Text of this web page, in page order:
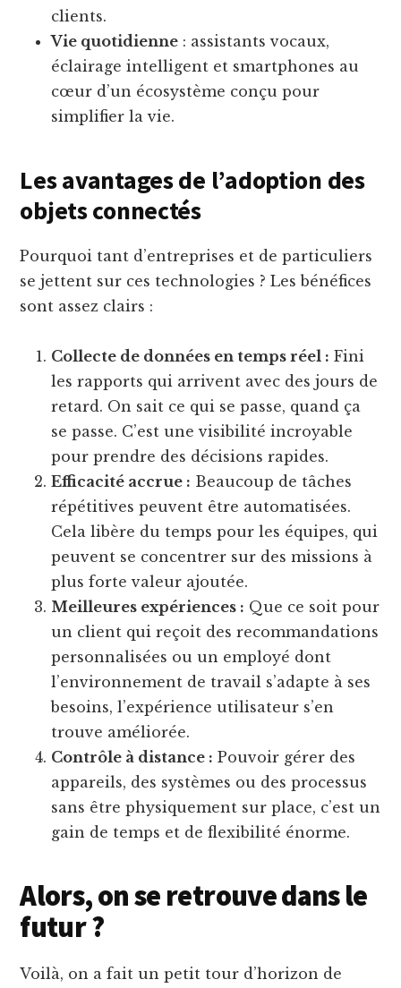
clients.
Vie quotidienne : assistants vocaux,
éclairage intelligent et smartphones au
cœur d’un écosystème conçu pour
simplifier la vie.
Les avantages de l’adoption des
objets connectés
Pourquoi tant d’entreprises et de particuliers
se jettent sur ces technologies ? Les bénéfices
sont assez clairs :
Collecte de données en temps réel : Fini
les rapports qui arrivent avec des jours de
retard. On sait ce qui se passe, quand ça
se passe. C’est une visibilité incroyable
pour prendre des décisions rapides.
Efficacité accrue : Beaucoup de tâches
répétitives peuvent être automatisées.
Cela libère du temps pour les équipes, qui
peuvent se concentrer sur des missions à
plus forte valeur ajoutée.
Meilleures expériences : Que ce soit pour
un client qui reçoit des recommandations
personnalisées ou un employé dont
l’environnement de travail s’adapte à ses
besoins, l’expérience utilisateur s’en
trouve améliorée.
Contrôle à distance : Pouvoir gérer des
appareils, des systèmes ou des processus
sans être physiquement sur place, c’est un
gain de temps et de flexibilité énorme.
Alors, on se retrouve dans le
futur ?
Voilà, on a fait un petit tour d’horizon de